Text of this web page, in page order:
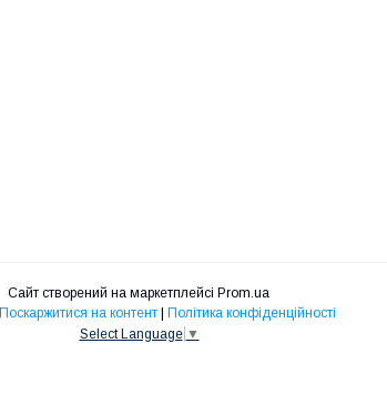
Сайт створений на маркетплейсі Prom.ua
Поскаржитися на контент
Політика конфіденційності
Select Language ▼